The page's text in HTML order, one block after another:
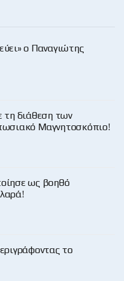
ο Παναγιώτης
τη διάθεση των
Μαγνητοσκόπιο!
ως βοηθό
το